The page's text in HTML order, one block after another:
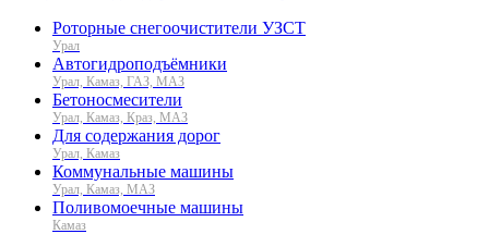
Роторные снегоочистители УЗСТ
Урал
Автогидроподъёмники
Урал, Камаз, ГАЗ, МАЗ
Бетоносмесители
Урал, Камаз, Краз, МАЗ
Для содержания дорог
Урал, Камаз
Коммунальные машины
Урал, Камаз, МАЗ
Поливомоечные машины
Камаз